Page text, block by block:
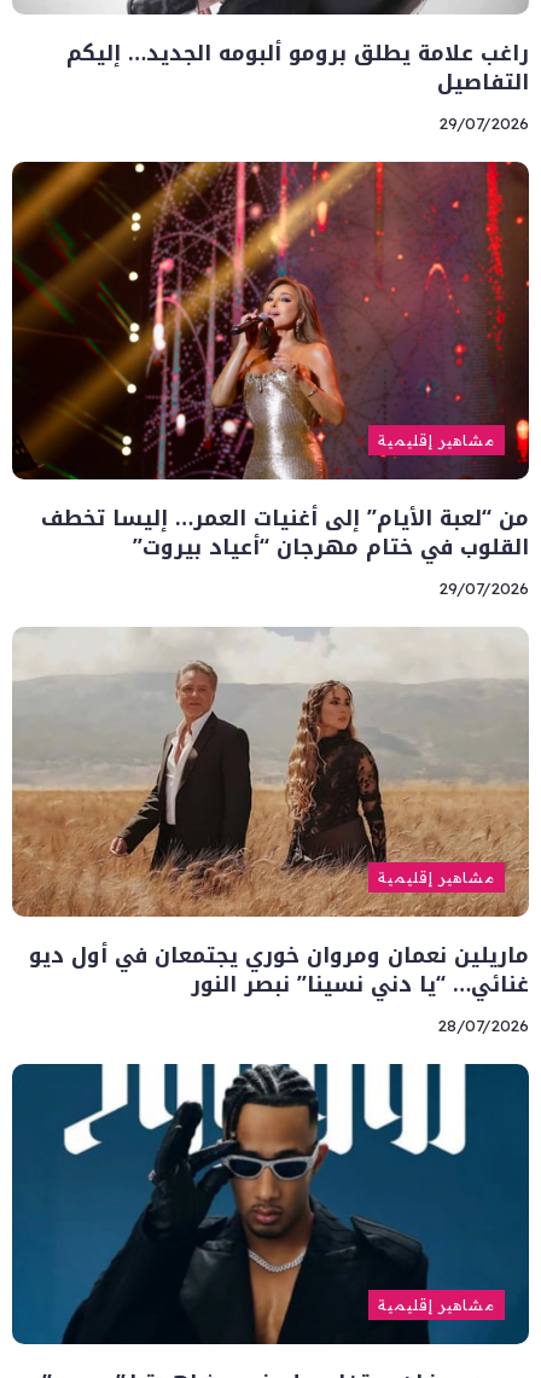
راغب علامة يطلق برومو ألبومه الجديد… إليكم
التفاصيل
29/07/2026
مشاهير إقليمية
من “لعبة الأيام” إلى أغنيات العمر… إليسا تخطف
القلوب في ختام مهرجان “أعياد بيروت”
29/07/2026
مشاهير إقليمية
ماريلين نعمان ومروان خوري يجتمعان في أول ديو
غنائي… “يا دني نسينا” نبصر النور
28/07/2026
مشاهير إقليمية